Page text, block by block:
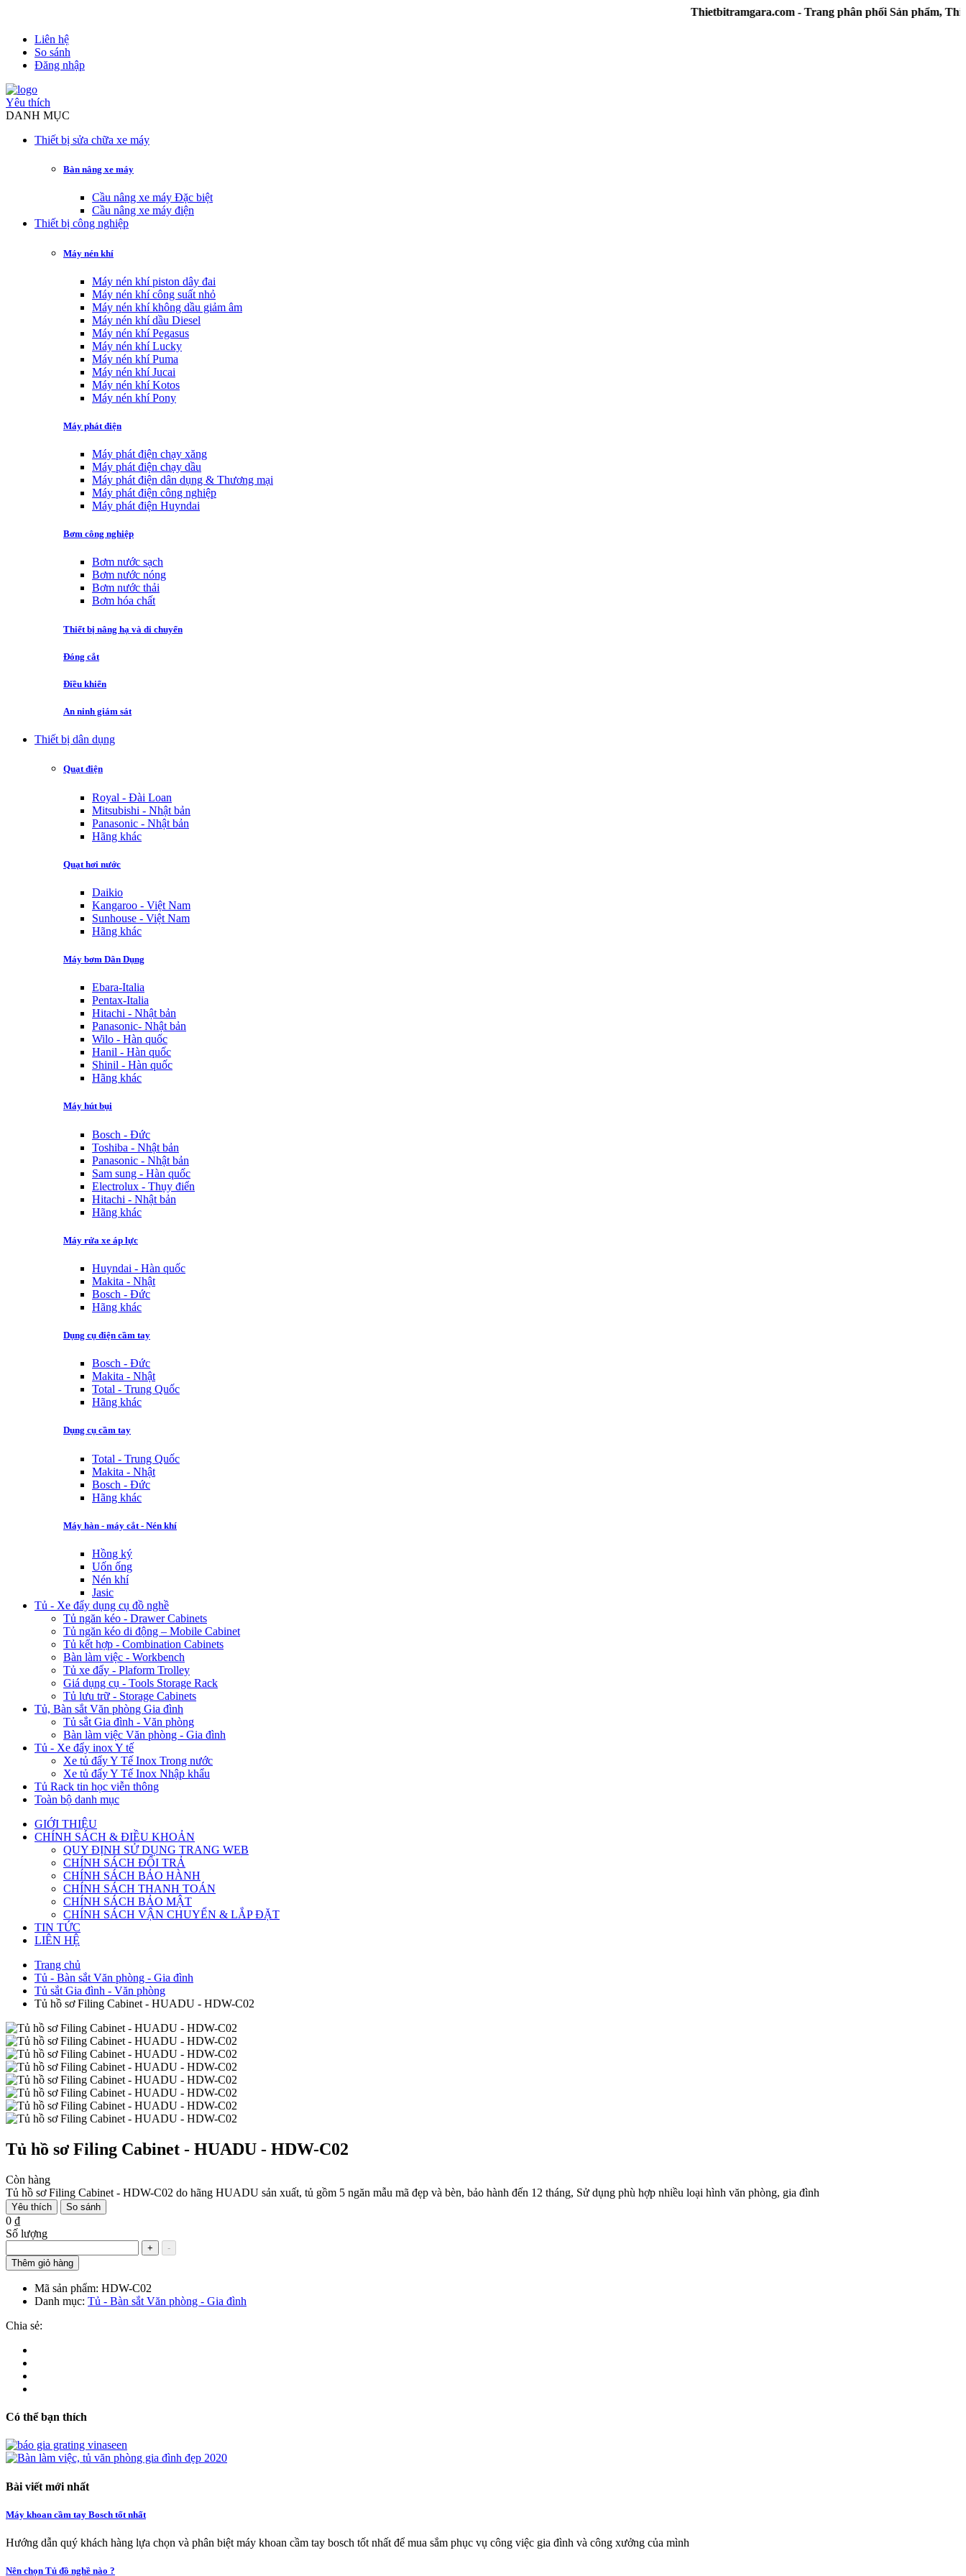
Thietbitramgara.com - Trang phân phối Sản phẩm, Thiết bị
Liên hệ
So sánh
Đăng nhập
Yêu thích
DANH MỤC
Thiết bị sửa chữa xe máy
Bàn nâng xe máy
Cầu nâng xe máy Đặc biệt
Cầu nâng xe máy điện
Thiết bị công nghiệp
Máy nén khí
Máy nén khí piston dây đai
Máy nén khí công suất nhỏ
Máy nén khí không dầu giảm âm
Máy nén khí dầu Diesel
Máy nén khí Pegasus
Máy nén khí Lucky
Máy nén khí Puma
Máy nén khí Jucai
Máy nén khí Kotos
Máy nén khí Pony
Máy phát điện
Máy phát điện chạy xăng
Máy phát điện chạy dầu
Máy phát điện dân dụng & Thương mại
Máy phát điện công nghiệp
Máy phát điện Huyndai
Bơm công nghiệp
Bơm nước sạch
Bơm nước nóng
Bơm nước thải
Bơm hóa chất
Thiết bị nâng hạ và di chuyển
Đóng cắt
Điều khiển
An ninh giám sát
Thiết bị dân dụng
Quạt điện
Royal - Đài Loan
Mitsubishi - Nhật bản
Panasonic - Nhật bản
Hãng khác
Quạt hơi nước
Daikio
Kangaroo - Việt Nam
Sunhouse - Việt Nam
Hãng khác
Máy bơm Dân Dụng
Ebara-Italia
Pentax-Italia
Hitachi - Nhật bản
Panasonic- Nhật bản
Wilo - Hàn quốc
Hanil - Hàn quốc
Shinil - Hàn quốc
Hãng khác
Máy hút bụi
Bosch - Đức
Toshiba - Nhật bản
Panasonic - Nhật bản
Sam sung - Hàn quốc
Electrolux - Thụy điển
Hitachi - Nhật bản
Hãng khác
Máy rửa xe áp lực
Huyndai - Hàn quốc
Makita - Nhật
Bosch - Đức
Hãng khác
Dụng cụ điện cầm tay
Bosch - Đức
Makita - Nhật
Total - Trung Quốc
Hãng khác
Dụng cụ cầm tay
Total - Trung Quốc
Makita - Nhật
Bosch - Đức
Hãng khác
Máy hàn - máy cắt - Nén khí
Hồng ký
Uốn ống
Nén khí
Jasic
Tủ - Xe đẩy dụng cụ đồ nghề
Tủ ngăn kéo - Drawer Cabinets
Tủ ngăn kéo di động – Mobile Cabinet
Tủ kết hợp - Combination Cabinets
Bàn làm việc - Workbench
Tủ xe đẩy - Plaform Trolley
Giá dụng cụ - Tools Storage Rack
Tủ lưu trữ - Storage Cabinets
Tủ, Bàn sắt Văn phòng Gia đình
Tủ sắt Gia đình - Văn phòng
Bàn làm việc Văn phòng - Gia đình
Tủ - Xe đẩy inox Y tế
Xe tủ đẩy Y Tế Inox Trong nước
Xe tủ đẩy Y Tế Inox Nhập khẩu
Tủ Rack tin học viễn thông
Toàn bộ danh mục
GIỚI THIỆU
CHÍNH SÁCH & ĐIỀU KHOẢN
QUY ĐỊNH SỬ DỤNG TRANG WEB
CHÍNH SÁCH ĐỔI TRẢ
CHÍNH SÁCH BẢO HÀNH
CHÍNH SÁCH THANH TOÁN
CHÍNH SÁCH BẢO MẬT
CHÍNH SÁCH VẬN CHUYỂN & LẮP ĐẶT
TIN TỨC
LIÊN HỆ
Trang chủ
Tủ - Bàn sắt Văn phòng - Gia đình
Tủ sắt Gia đình - Văn phòng
Tủ hồ sơ Filing Cabinet - HUADU - HDW-C02
Tủ hồ sơ Filing Cabinet - HUADU - HDW-C02
Còn hàng
Tủ hồ sơ Filing Cabinet - HDW-C02 do hãng HUADU sản xuất, tủ gồm 5 ngăn mẫu mã đẹp và bèn, bảo hành đến 12 tháng, Sử dụng phù hợp nhiều loại hình văn phòng, gia đình
Yêu thích So sánh
0 ₫
Số lượng
+
-
Thêm giỏ hàng
Mã sản phẩm: HDW-C02
Danh mục: Tủ - Bàn sắt Văn phòng - Gia đình
Chia sẻ:
Có thể bạn thích
Bài viết mới nhất
Máy khoan cầm tay Bosch tốt nhất
Hướng dẫn quý khách hàng lựa chọn và phân biệt máy khoan cầm tay bosch tốt nhất để mua sắm phục vụ công việc gia đình và công xưởng của mình
Nên chọn Tủ đồ nghề nào ?